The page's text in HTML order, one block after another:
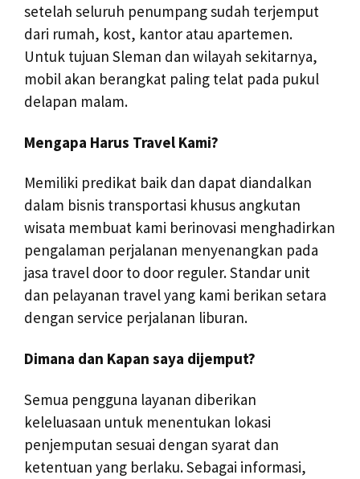
setelah seluruh penumpang sudah terjemput
dari rumah, kost, kantor atau apartemen.
Untuk tujuan Sleman dan wilayah sekitarnya,
mobil akan berangkat paling telat pada pukul
delapan malam.
Mengapa Harus Travel Kami?
Memiliki predikat baik dan dapat diandalkan
dalam bisnis transportasi khusus angkutan
wisata membuat kami berinovasi menghadirkan
pengalaman perjalanan menyenangkan pada
jasa travel door to door reguler. Standar unit
dan pelayanan travel yang kami berikan setara
dengan service perjalanan liburan.
Dimana dan Kapan saya dijemput?
Semua pengguna layanan diberikan
keleluasaan untuk menentukan lokasi
penjemputan sesuai dengan syarat dan
ketentuan yang berlaku. Sebagai informasi,